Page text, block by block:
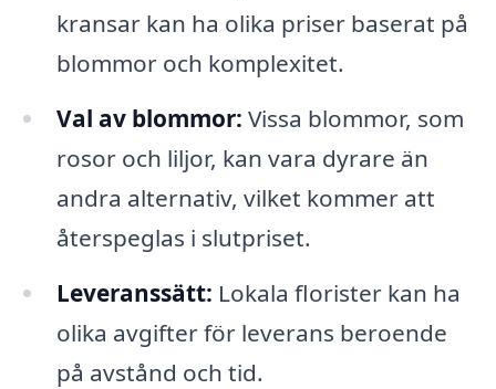
kransar kan ha olika priser baserat på
blommor och komplexitet.
Val av blommor: Vissa blommor, som
rosor och liljor, kan vara dyrare än
andra alternativ, vilket kommer att
återspeglas i slutpriset.
Leveranssätt: Lokala florister kan ha
olika avgifter för leverans beroende
på avstånd och tid.